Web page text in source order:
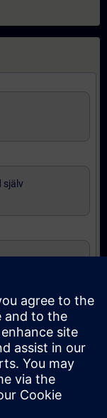
själv
för